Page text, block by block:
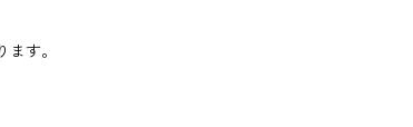
す。